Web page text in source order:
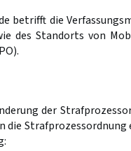
betrifft die
des Standorts von
der
die